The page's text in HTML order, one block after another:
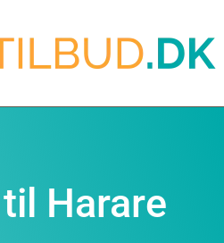
Harare